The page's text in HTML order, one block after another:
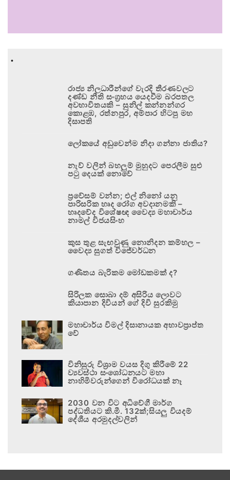
.
රාජ්‍ය නිලධාරීන්ගේ වැරදි තීරණවලට
දණ්ඩ නීති සංග්‍රහය යෙදවීම බරපතල
අවභාවිතයකි – සුනිල් කන්නන්ගර
කොළඹ, රත්නපුර, අම්පාර හිටපු මහ
දිසාපති
ලෝකයේ අඩුවෙන්ම නිදා ගන්නා ජාතිය?
නැව් වලින් බහලුම් මුහුදට පෙරලීම සුළු
පටු දෙයක් නොවේ
ප්‍රවේසම් වන්න; එල් නිනෝ යනු
පාරිසරික හෘද රෝග අවදානමකි –
හෘදවේද විශේෂඥ වෛද්‍ය මහාචාර්ය
නාමල් විජයසිංහ
කුස තුළ සැඟවුණු නොනිදන කම්හල –
වෛද්‍ය සුගත් විජේවර්ධන
ගණිතය බැරිකම මෝඩකමක් ද?
සිරිලක සොබා දම් අසිරිය ලොවට
කියාපාන දිවියන් ගේ දිවි සුරකිමු
මහාචාර්ය විමල් දිසානායක අභාවප්‍රාප්ත
වේ
විනිසුරු විශ්‍රාම වයස දිගු කිරීමේ 22
ව්‍යවස්ථා සංශෝධනයට මහා
නාහිමිවරුන්ගෙන් විරෝධයක් නෑ
2030 වන විට අධිවේගී මාර්ග
පද්ධතියට කි.මී. 132ක්;සියලු වියදම්
දේශීය අරමුදල්වලින්